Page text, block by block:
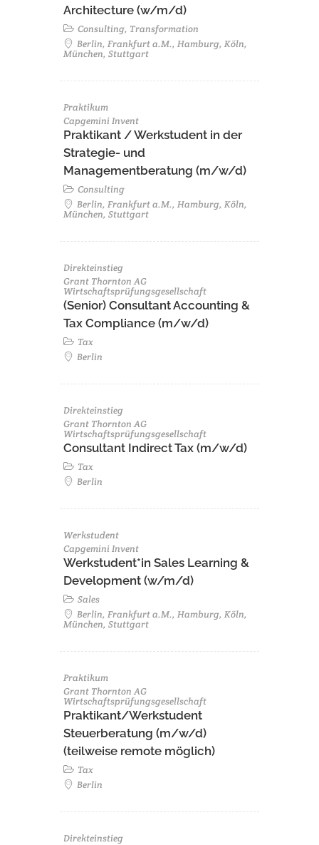
Architecture (w/m/d)
Consulting, Transformation
Berlin, Frankfurt a.M., Hamburg, Köln,
München, Stuttgart
Praktikum
Capgemini Invent
Praktikant / Werkstudent in der
Strategie- und
Managementberatung (m/w/d)
Consulting
Berlin, Frankfurt a.M., Hamburg, Köln,
München, Stuttgart
Direkteinstieg
Grant Thornton AG
Wirtschaftsprüfungsgesellschaft
(Senior) Consultant Accounting &
Tax Compliance (m/w/d)
Tax
Berlin
Direkteinstieg
Grant Thornton AG
Wirtschaftsprüfungsgesellschaft
Consultant Indirect Tax (m/w/d)
Tax
Berlin
Werkstudent
Capgemini Invent
Werkstudent*in Sales Learning &
Development (w/m/d)
Sales
Berlin, Frankfurt a.M., Hamburg, Köln,
München, Stuttgart
Praktikum
Grant Thornton AG
Wirtschaftsprüfungsgesellschaft
Praktikant/Werkstudent
Steuerberatung (m/w/d)
(teilweise remote möglich)
Tax
Berlin
Direkteinstieg